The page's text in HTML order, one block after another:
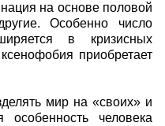
на основе половой
Особенно число
в кризисных
приобретает
мир на «своих» и
особенность человека